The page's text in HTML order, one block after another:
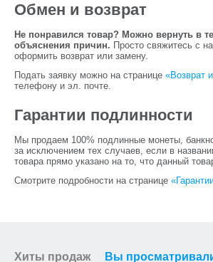
Обмен и возврат
Не понравился товар? Можно вернуть в
объяснения причин. Просто свяжитесь с
оформить возврат или замену.
Подать заявку можно на странице «Возврат
телефону и эл. почте.
Гарантии подлинности
Мы продаем 100% подлинные монеты,
за исключением тех случаев, если в
товара прямо указано на то, что данный
Смотрите подробности на странице
Хиты продаж Вы